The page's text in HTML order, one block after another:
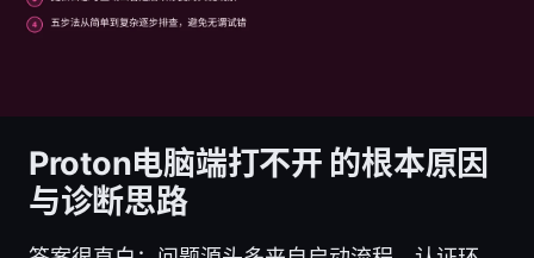
Proton电脑端打不开 的根本原因
与诊断思路